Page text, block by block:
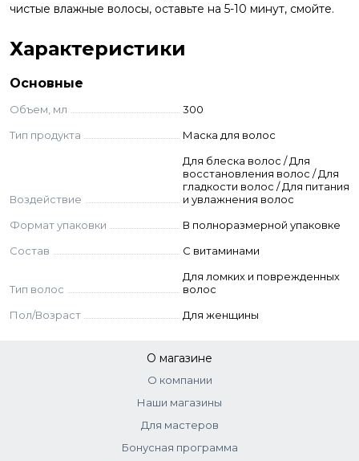
чистые влажные волосы, оставьте на 5-10 минут, смойте.
Характеристики
Основные
Объем, мл
300
Тип продукта
Маска для волос
Воздействие
Для блеска волос / Для
восстановления волос / Для
гладкости волос / Для питания
и увлажнения волос
Формат упаковки
В полноразмерной упаковке
Состав
С витаминами
Тип волос
Для ломких и поврежденных
волос
Пол/Возраст
Для женщины
О магазине
О компании
Наши магазины
Для мастеров
Бонусная программа